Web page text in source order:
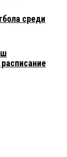
среди